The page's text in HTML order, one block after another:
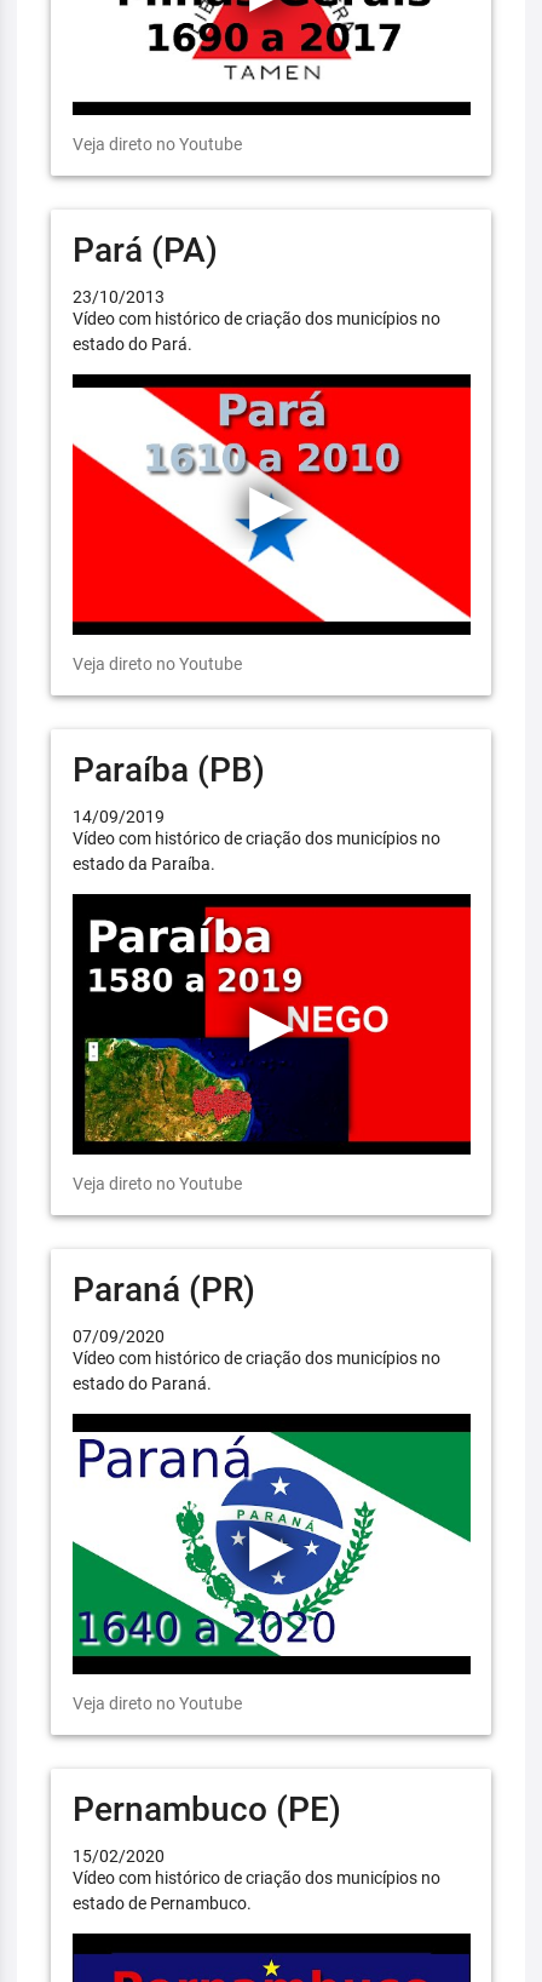
Veja direto no Youtube
Pará (PA)
23/10/2013
Vídeo com histórico de criação dos municípios no
estado do Pará.
Veja direto no Youtube
Paraíba (PB)
14/09/2019
Vídeo com histórico de criação dos municípios no
estado da Paraíba.
Veja direto no Youtube
Paraná (PR)
07/09/2020
Vídeo com histórico de criação dos municípios no
estado do Paraná.
Veja direto no Youtube
Pernambuco (PE)
15/02/2020
Vídeo com histórico de criação dos municípios no
estado de Pernambuco.